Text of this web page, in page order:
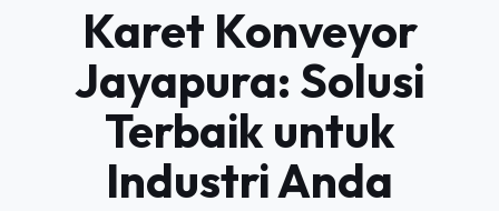
Karet Konveyor
Jayapura: Solusi
Terbaik untuk
Industri Anda